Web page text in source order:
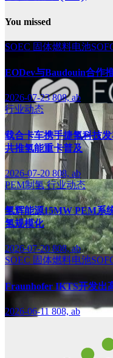
You missed
SOEC 固体燃料电池
EODev与Baudouin合作
2026-07-23808, ab
行业动态
载合卡车携手捷氢科技
共推氢能重卡普及
2026-07-20 808, ab
PEM制氢行业动态
氢辉能源15MW PEM系
氢规模化
2026-07-20808, ab
SOEC 固体燃料电池
Fraunhofer IKTS开发出
2026-06-11808, ab